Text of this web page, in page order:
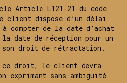
Article L121-21 du code
client dispose d’un délai
compter de la date d’achat
date de réception pour un
son droit de rétractation.
ce droit, le client devra
exprimant sans ambiguïté